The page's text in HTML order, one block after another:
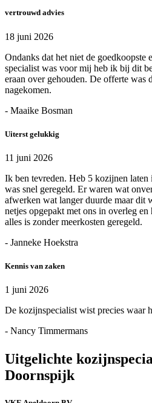
vertrouwd advies
18 juni 2026
Ondanks dat het niet de goedkoopste
specialist was voor mij heb ik bij dit
eraan over gehouden. De offerte was
nagekomen.
- Maaike Bosman
Uiterst gelukkig
11 juni 2026
Ik ben tevreden. Heb 5 kozijnen
was snel geregeld. Er waren wat
afwerken wat langer duurde maar dit
netjes opgepakt met ons in overleg
alles is zonder meerkosten geregeld.
- Janneke Hoekstra
Kennis van zaken
1 juni 2026
De kozijnspecialist wist precies waar
- Nancy Timmermans
Uitgelichte
Doornspijk